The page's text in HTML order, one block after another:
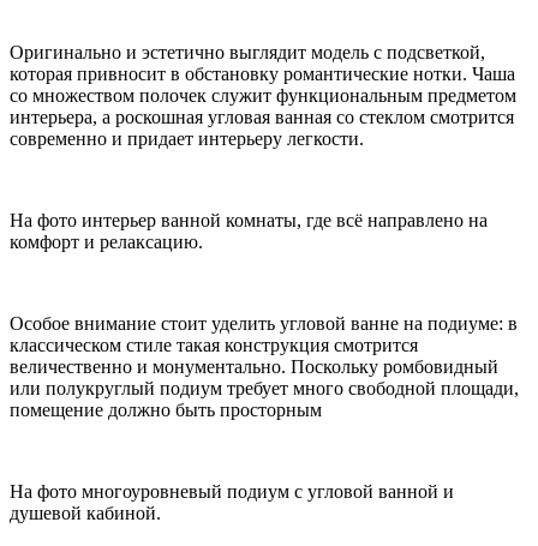
Оригинально и эстетично выглядит модель с подсветкой,
которая привносит в обстановку романтические нотки. Чаша
со множеством полочек служит функциональным предметом
интерьера, а роскошная угловая ванная со стеклом смотрится
современно и придает интерьеру легкости.
На фото интерьер ванной комнаты, где всё направлено на
комфорт и релаксацию.
Особое внимание стоит уделить угловой ванне на подиуме: в
классическом стиле такая конструкция смотрится
величественно и монументально. Поскольку ромбовидный
или полукруглый подиум требует много свободной площади,
помещение должно быть просторным
На фото многоуровневый подиум с угловой ванной и
душевой кабиной.